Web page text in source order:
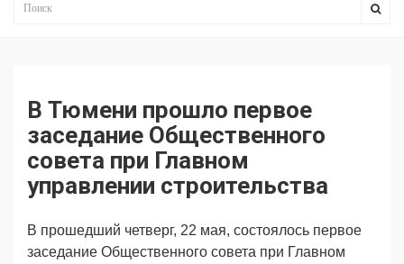
Новостройки
Поздравляем
Ещё
В Тюмени прошло первое
заседание Общественного
совета при Главном
управлении строительства
В прошедший четверг, 22 мая, состоялось первое
заседание Общественного совета при Главном